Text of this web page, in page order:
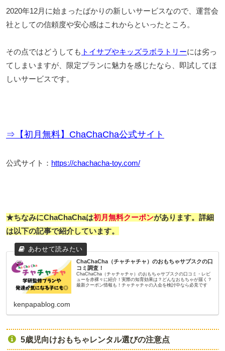
2020年12月に始まったばかりの新しいサービスなので、運営会
社としての信頼度や安心感はこれからといったところ。
その点ではどうしても トイサブやキッズラボラトリーには劣っ
てしまいますが、限定プランに魅力を感じたなら、即試してほ
しいサービスです。
⇒【初月無料】ChaChaCha公式サイト
公式サイト： https://chachacha-toy.com/
★ちなみにChaChaChaは初月無料クーポンがあります。詳細
は以下の記事で紹介しています。
ChaChaCha（チャチャチャ）のおもちゃサブスクの口
コミ調査！
ChaChaCha（チャチャチャ）のおもちゃサブスクの口コミ・レビ
ューを赤裸々に紹介！実際の知育効果は？どんなおもちゃが届く？
最新クーポン情報も！チャチャチャの入会を検討中なら必見です
kenpapablog.com
5歳児向けおもちゃレンタル選びの注意点